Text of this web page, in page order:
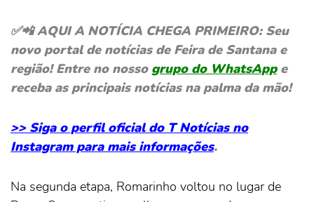
✅📲 AQUI A NOTÍCIA CHEGA PRIMEIRO: Seu
novo portal de notícias de Feira de Santana e
região! Entre no nosso grupo do WhatsAppe
receba as principais notícias na palma da mão!
>> Siga o perfil oficial do T Notícias no
Instagram para mais informações.
Na segunda etapa, Romarinho voltou no lugar de